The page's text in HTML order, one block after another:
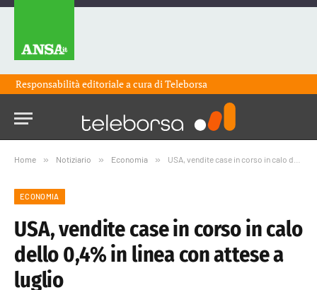
Responsabilità editoriale a cura diTeleborsa
Home » Notiziario » Economia » USA, vendite case in corso in calo dello 0,4% in linea con attese a luglio
ECONOMIA
USA, vendite case in corso in calo
dello 0,4% in linea con attese a
luglio